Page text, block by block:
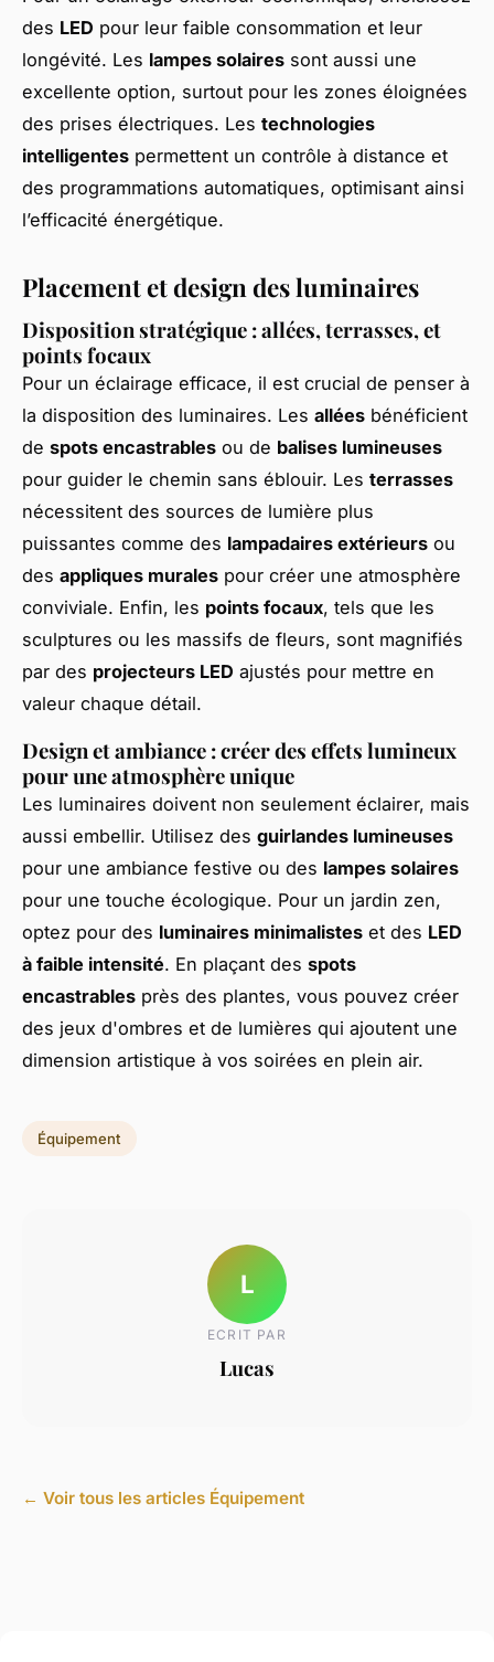
des LED pour leur faible consommation et leur
longévité. Les lampes solaires sont aussi une
excellente option, surtout pour les zones éloignées
des prises électriques. Les technologies
intelligentes permettent un contrôle à distance et
des programmations automatiques, optimisant ainsi
l’efficacité énergétique.
Placement et design des luminaires
Disposition stratégique : allées, terrasses, et
points focaux
Pour un éclairage efficace, il est crucial de penser à
la disposition des luminaires. Les allées bénéficient
de spots encastrables ou de balises lumineuses
pour guider le chemin sans éblouir. Les terrasses
nécessitent des sources de lumière plus
puissantes comme des lampadaires extérieurs ou
des appliques murales pour créer une atmosphère
conviviale. Enfin, les points focaux, tels que les
sculptures ou les massifs de fleurs, sont magnifiés
par des projecteurs LED ajustés pour mettre en
valeur chaque détail.
Design et ambiance : créer des effets lumineux
pour une atmosphère unique
Les luminaires doivent non seulement éclairer, mais
aussi embellir. Utilisez des guirlandes lumineuses
pour une ambiance festive ou des lampes solaires
pour une touche écologique. Pour un jardin zen,
optez pour des luminaires minimalistes et des LED
à faible intensité. En plaçant des spots
encastrables près des plantes, vous pouvez créer
des jeux d'ombres et de lumières qui ajoutent une
dimension artistique à vos soirées en plein air.
Équipement
L
ECRIT PAR
Lucas
← Voir tous les articles Équipement